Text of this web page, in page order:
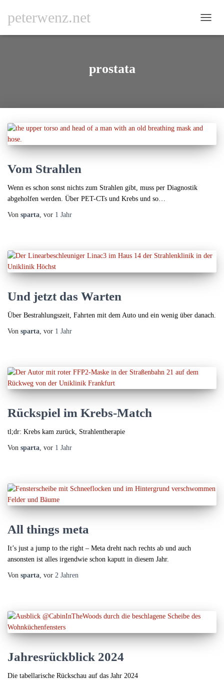
peterwenz.net
prostata
Vom Strahlen
Wenn es schon sonst nichts zum Strahlen gibt, muss per Diagnostik
abgeholfen werden. Über PET-CTs und Krebs und so…
Von sparta, vor 1 Jahr
Und jetzt das Warten
Über Bestrahlungszeit, Fahrten mit dem Auto und ein wenig über danach.
Von sparta, vor 1 Jahr
Rückspiel im Krebs-Match
tl;dr: Krebs kam zurück, Strahlentherapie
Von sparta, vor 1 Jahr
All things meta
It’s just a jump to the right – Meta dreht nach rechts ab und auch
ansonsten ist alles irgendwie schon kaputt in diesem Jahr.
Von sparta, vor 2 Jahren
Jahresrückblick 2024
Die tabellarische Rückschau auf das Jahr 2024